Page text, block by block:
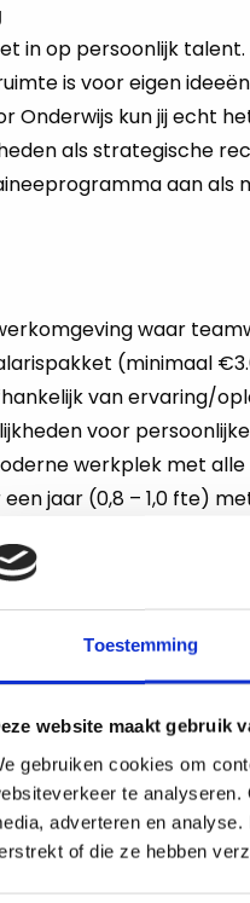
Toestemming
website maakt gebruik
gebruiken cookies om
te
adverteren en
of die ze hebben
in op per­soon­lijk
is voor eigen
On­der­wijs kun jij echt
als strategische
aan als
waar
(minimaal
van ervaring/
voor
werkplek met
jaar (0,8 – 1,0 fte)
mee?
professional met:
in recruitment en
vaardigheden
waaronder de
of universitaire
of een